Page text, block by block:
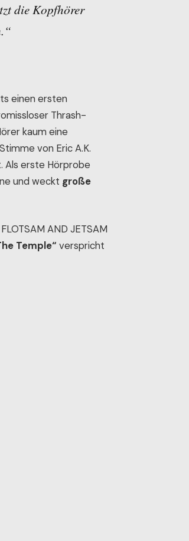
die Kopfhörer
einen ersten
Thrash-
kaum eine
von Eric A.K.
Als erste Hörprobe
und weckt große
AND JETSAM
Temple“ verspricht